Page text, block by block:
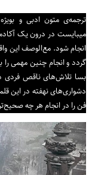
ترجمه‌ی متون ادبی و
میبایست در درون یک
انجام شود. مع‌الوصف این
گردد و انجام چنین مهمی را
بسا تلاش‌های ناقص فردی
دشواری‌های نهفته در این
فن را در انجام هر چه